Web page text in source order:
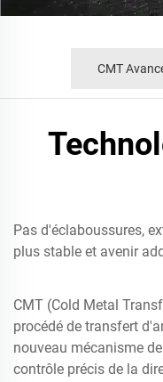
CMT
Pas d'éclaboussures,
plus stable et avenir
CMT (Cold Metal
procédé de transfert
nouveau mécanisme
contrôle précis de la